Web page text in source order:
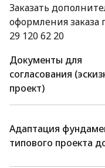
Заказать
оформления заказа
29 120 62 20
Документы для
согласования
проект)
Адаптация
типового проекта